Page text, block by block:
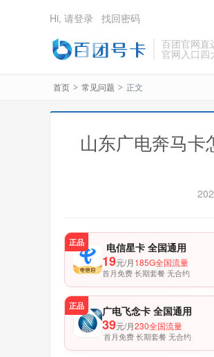
百团官网直
官网入口四
Hi, 请登录 找回密码
首页 > 常见问题 > 正文
山东广电奔马卡
正品 电信星卡 全国通用
19元/月185G全国流量
首月免费 长期套餐 无合约
正品 广电飞念卡 全国通用
39元/月230全国流量
首月免费 长期套餐 无合约